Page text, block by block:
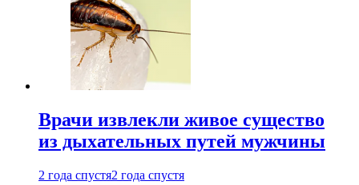
Врачи извлекли живое существо
из дыхательных путей мужчины
2 года спустя2 года спустя